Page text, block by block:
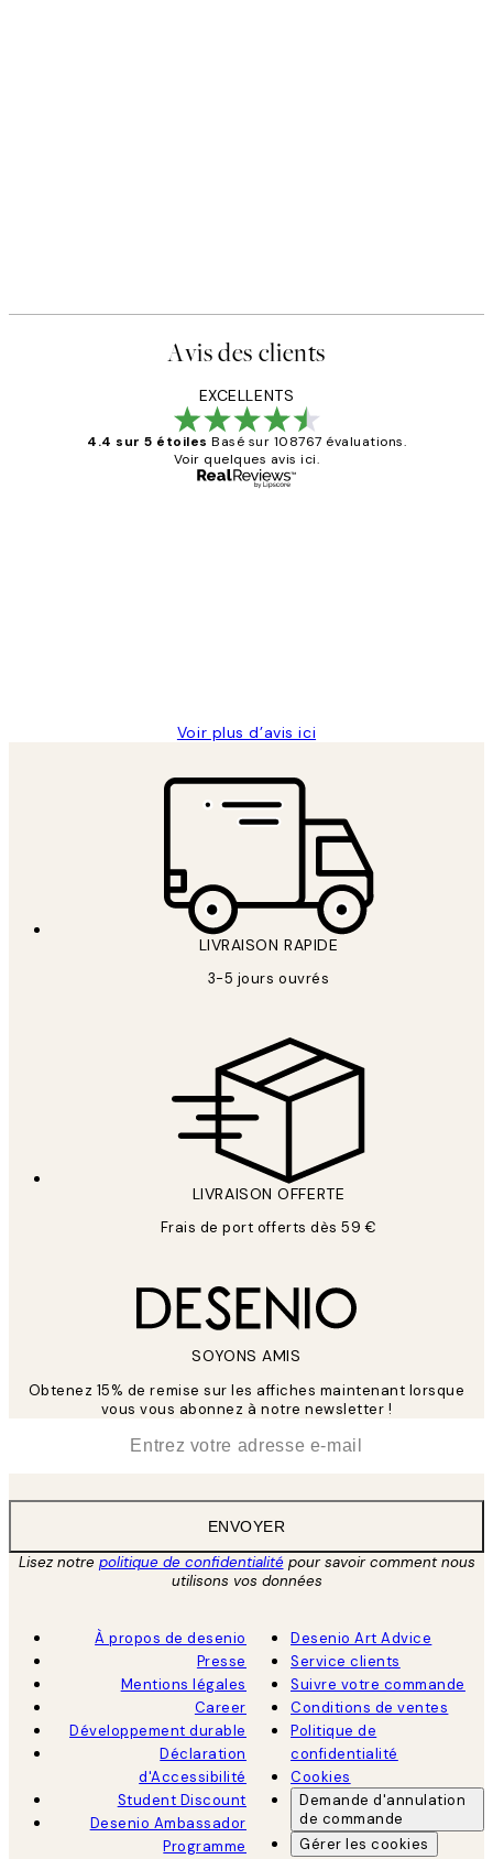
Avis des clients
EXCELLENTS
4.4 sur 5 étoiles Basé sur 108767 évaluations.
Voir quelques avis ici.
Voir plus d’avis ici
LIVRAISON RAPIDE
3-5 jours ouvrés
LIVRAISON OFFERTE
Frais de port offerts dès 59 €
SOYONS AMIS
Obtenez 15% de remise sur les affiches maintenant lorsque
vous vous abonnez à notre newsletter !
ENVOYER
Lisez notre politique de confidentialitépour savoir comment nous
utilisons vos données
À propos de desenio
Presse
Mentions légales
Career
Développement durable
Déclaration
d'Accessibilité
Student Discount
Desenio Ambassador
Programme
Desenio Art Advice
Service clients
Suivre votre commande
Conditions de ventes
Politique de
confidentialité
Cookies
Demande d'annulation
de commande
Gérer les cookies